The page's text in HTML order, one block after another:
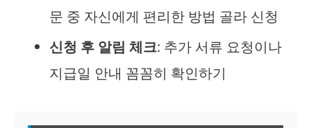
문 중 자신에게 편리한 방법 골라 신청
신청 후 알림 체크: 추가 서류 요청이나
지급일 안내 꼼꼼히 확인하기